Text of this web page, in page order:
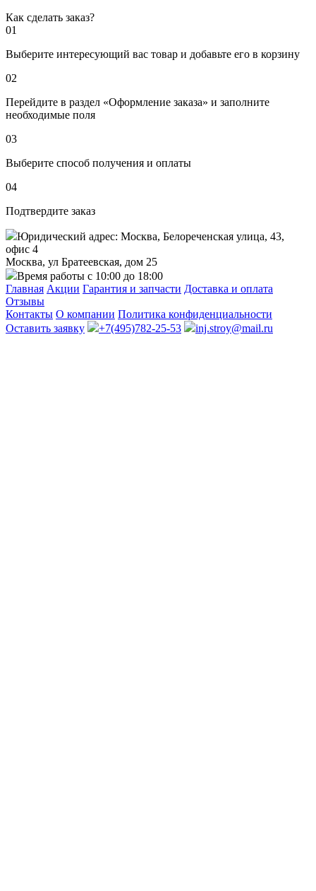
Как сделать заказ?
01
Выберите интересующий вас товар и добавьте его в корзину
02
Перейдите в раздел «Оформление заказа» и заполните
необходимые поля
03
Выберите способ получения и оплаты
04
Подтвердите заказ
Юридический адрес: Москва, Белореченская улица, 43,
офис 4
Москва, ул Братеевская, дом 25
Время работы с 10:00 до 18:00
Главная Акции Гарантия и запчасти Доставка и оплата
Отзывы
Контакты О компании Политика конфиденциальности
Оставить заявку
+7(495)782-25-53 inj.stroy@mail.ru